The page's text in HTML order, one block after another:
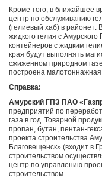
Кроме того, в ближайшее
центр по обслуживанию
(гелиевый хаб) в районе г.
жидкого гелия с
контейнеров с жидким
края будут выполнять
сжиженном природном
построена
Справка:
Амурский ГПЗ ПАО
предприятий по
газа в год. Товарной
пропан, бутан, пентан-
проекта строительства
Благовещенск» (входит в
строительством
центр по управлению
строительством.